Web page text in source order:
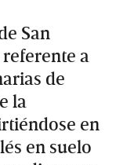
San
a
de
la
en
en suelo